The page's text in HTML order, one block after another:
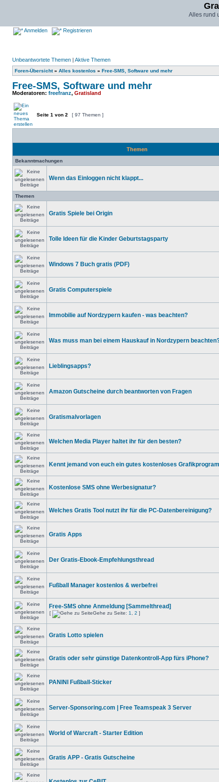
Alles rund
Anmelden Registrieren
Unbeantwortete Themen | Aktive Themen
Foren-Übersicht» Alles kostenlos » Free-SMS, Software und mehr
Free-SMS, Software und mehr
Moderatoren: freefranz, Gratisland
Seite 1 von 2 [ 97 Themen ]
Themen
Bekanntmachungen
Wenn das Einloggen nicht klappt...
Themen
Gratis Spiele bei Origin
Tolle Ideen für die Kinder Geburtstagsparty
Windows 7 Buch gratis (PDF)
Gratis Computerspiele
Immobilie auf Nordzypern kaufen - was beachten?
Was muss man bei einem Hauskauf in Nordzypern
Lieblingsapps?
Amazon Gutscheine durch beantworten von Fragen
Gratismalvorlagen
Welchen Media Player haltet ihr für den besten?
Kennt jemand von euch ein gutes kostenloses
Kostenlose SMS ohne Werbesignatur?
Welches Gratis Tool nutzt ihr für die PC-Datenbereinigung?
Gratis Apps
Der Gratis-Ebook-Empfehlungsthread
Fußball Manager kostenlos & werbefrei
Free-SMS ohne Anmeldung [Sammelthread]
[ Gehe zu Seite: 1 2 ]
Gratis Lotto spielen
Gratis oder sehr günstige Datenkontroll-App fürs iPhone?
PANINI Fußball-Sticker
Server-Sponsoring.com | Free Teamspeak 3 Server
World of Warcraft - Starter Edition
Gratis APP - Gratis Gutscheine